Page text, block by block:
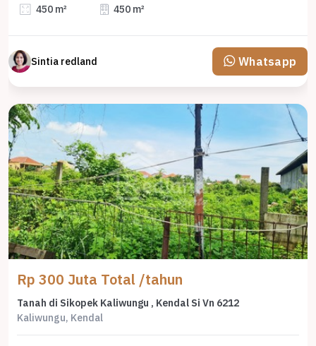
450 m² 450 m²
Sintia redland Whatsapp
Rp 300 Juta Total /tahun
Tanah di Sikopek Kaliwungu , Kendal Si Vn 6212
Kaliwungu, Kendal